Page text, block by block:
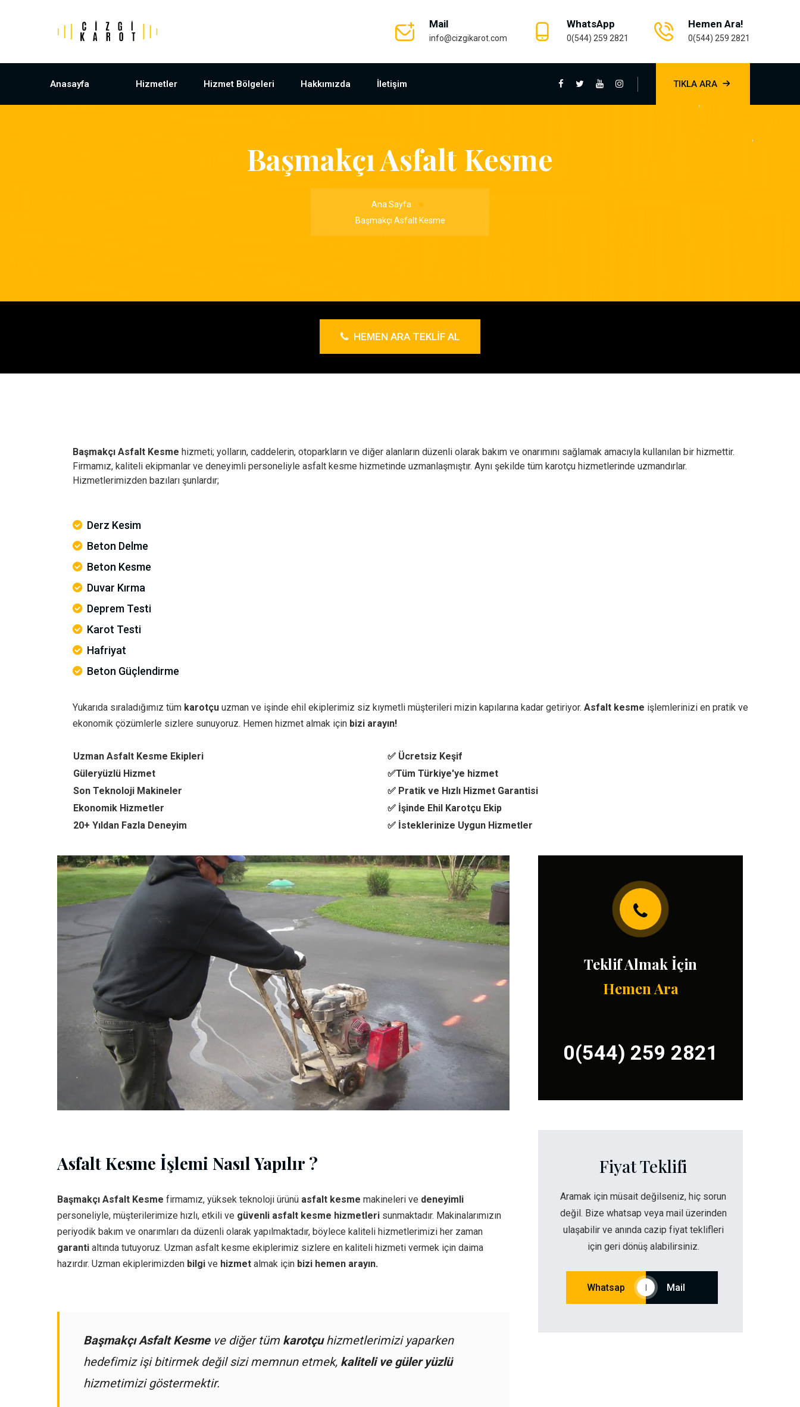
Mail
info@cizgikarot.com
WhatsApp
0(544) 259 2821
Hemen Ara!
0(544) 259 2821
Anasayfa Hizmetler Hizmet Bölgeleri Hakkımızda İletişim TIKLA ARA
Başmakçı Asfalt Kesme
Ana Sayfa
Başmakçı Asfalt Kesme
HEMEN ARA TEKLIF AL
Başmakçı Asfalt Kesme hizmeti; yolların, caddelerin, otoparkların ve diğer alanların düzenli olarak bakım ve onarımını sağlamak amacıyla kullanılan bir hizmettir.
Firmamız, kaliteli ekipmanlar ve deneyimli personeliyle asfalt kesme hizmetinde uzmanlaşmıştır. Aynı şekilde tüm karotçu hizmetlerinde uzmandırlar.
Hizmetlerimizden bazıları şunlardır;
Derz Kesim
Beton Delme
Beton Kesme
Duvar Kırma
Deprem Testi
Karot Testi
Hafriyat
Beton Güçlendirme
Yukarıda sıraladığımız tüm karotçu uzman ve işinde ehil ekiplerimiz siz kıymetli müşterileri mizin kapılarına kadar getiriyor. Asfalt kesme işlemlerinizi en pratik ve
ekonomik çözümlerle sizlere sunuyoruz. Hemen hizmet almak için bizi arayın!
Uzman Asfalt Kesme Ekipleri
✅ Ücretsiz Keşif
Güleryüzlü Hizmet
✅Tüm Türkiye'ye hizmet
Son Teknoloji Makineler
✅ Pratik ve Hızlı Hizmet Garantisi
Ekonomik Hizmetler
✅ İşinde Ehil Karotçu Ekip
20+ Yıldan Fazla Deneyim
✅ İsteklerinize Uygun Hizmetler
Asfalt Kesme İşlemi Nasıl Yapılır ?
Başmakçı Asfalt Kesme firmamız, yüksek teknoloji ürünü asfalt kesme makineleri ve deneyimli
personeliyle, müşterilerimize hızlı, etkili ve güvenli asfalt kesme hizmetleri sunmaktadır. Makinalarımızın
periyodik bakım ve onarımları da düzenli olarak yapılmaktadır, böylece kaliteli hizmetlerimizi her zaman
garanti altında tutuyoruz. Uzman asfalt kesme ekiplerimiz sizlere en kaliteli hizmeti vermek için daima
hazırdır. Uzman ekiplerimizden bilgi ve hizmet almak için bizi hemen arayın.
Başmakçı Asfalt Kesmeve diğer tüm karotçuhizmetlerimizi yaparken
hedefimiz işi bitirmek değil sizi memnun etmek, kaliteli ve güler yüzlü
hizmetimizi göstermektir.
Teklif Almak İçin
Hemen Ara
0(544) 259 2821
Fiyat Teklifi
Aramak için müsait değilseniz, hiç sorun
değil. Bize whatsap veya mail üzerinden
ulaşabilir ve anında cazip fiyat teklifleri
için geri dönüş alabilirsiniz.
Whatsap Mail